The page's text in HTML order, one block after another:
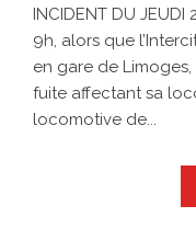
INCIDENT DU
9h, alors que
en gare de
fuite affectant sa
locomotive de...